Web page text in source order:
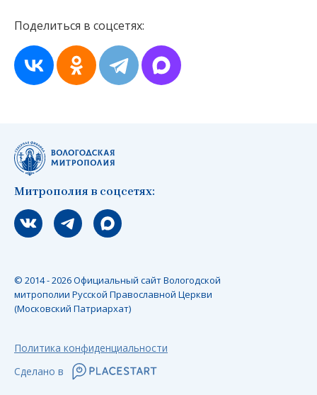
Поделиться в соцсетях:
Митрополия в соцсетях:
Мы вконтакте
Мы в telegram
Мы в Макс
© 2014 - 2026 Официальный сайт Вологодской
митрополии Русской Православной Церкви
(Московский Патриархат)
Политика конфиденциальности
Сделано в